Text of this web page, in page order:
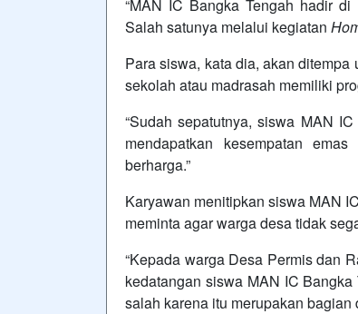
“MAN IC Bangka Tengah hadir
Salah satunya melalui kegiatan
Para siswa, kata dia, akan
sekolah atau madrasah memiliki
“Sudah sepatutnya, siswa MAN
mendapatkan kesempatan
berharga.”
Karyawan menitipkan siswa MAN
meminta agar warga desa tidak
“Kepada warga Desa Permis dan
kedatangan siswa MAN IC
salah karena itu merupakan bagian